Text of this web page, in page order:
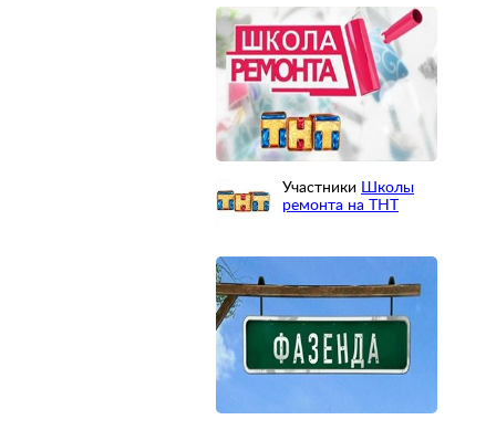
Участники Школы
ремонта на ТНТ